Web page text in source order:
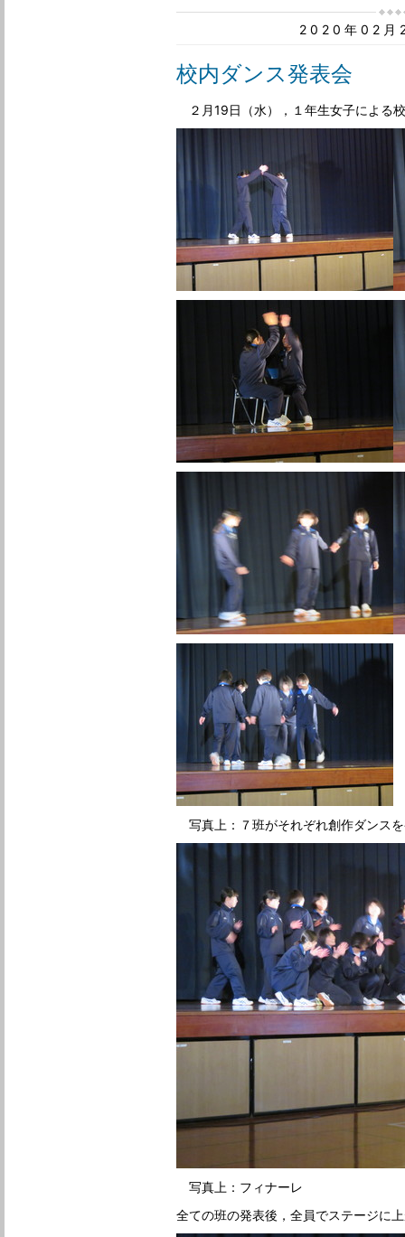
2020年02月
校内ダンス発表会
２月19日（水），１年生女子による
写真上：７班がそれぞれ創作ダンス
写真上：フィナーレ
全ての班の発表後，全員でステージに